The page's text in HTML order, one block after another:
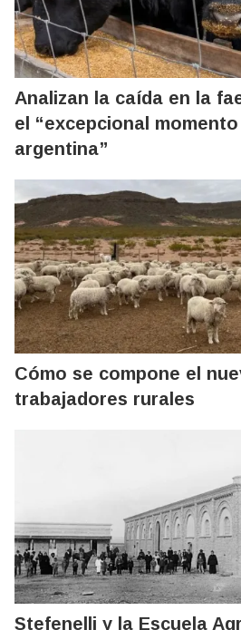
Analizan la caída en la
el “excepcional
argentina”
Cómo se compone el
trabajadores rurales
Stefenelli y la Escuela